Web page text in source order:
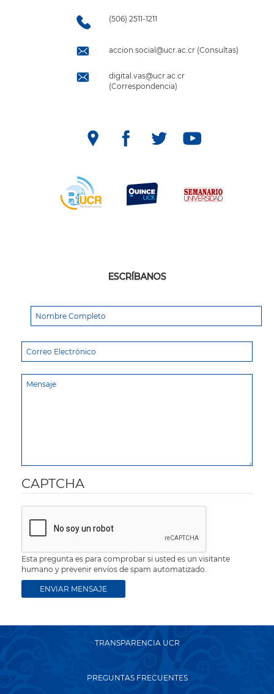
(506) 2511-1211
accion.social@ucr.ac.cr (Consultas)
digital.vas@ucr.ac.cr
(Correspondencia)
ESCRÍBANOS
CAPTCHA
Esta pregunta es para comprobar si usted es un visitante
humano y prevenir envíos de spam automatizado.
TRANSPARENCIA UCR
PREGUNTAS FRECUENTES